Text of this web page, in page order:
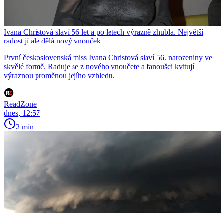
Ivana Christová slaví 56 let a po letech výrazně zhubla. Největší
radost jí ale dělá nový vnouček
První československá miss Ivana Christová slaví 56. narozeniny ve
skvělé formě. Raduje se z nového vnoučete a fanoušci kvitují
výraznou proměnou jejího vzhledu.
ReadZone
dnes, 12:57
2 min